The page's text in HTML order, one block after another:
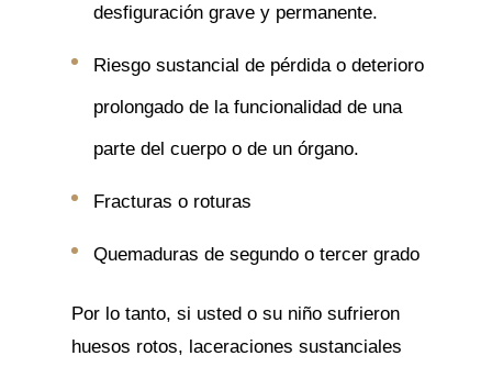
desfiguración grave y permanente.
Riesgo sustancial de pérdida o deterioro
prolongado de la funcionalidad de una
parte del cuerpo o de un órgano.
Fracturas o roturas
Quemaduras de segundo o tercer grado
Por lo tanto, si usted o su niño sufrieron
huesos rotos, laceraciones sustanciales